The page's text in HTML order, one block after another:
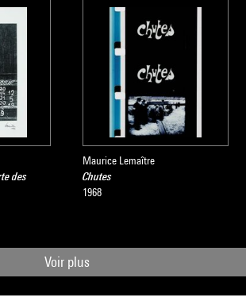
des
Maurice Lemaître
Chutes
1968
Voir plus